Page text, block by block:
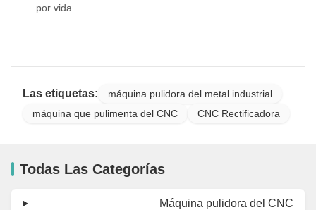
por vida.
Las etiquetas:
máquina pulidora del metal industrial
máquina que pulimenta del CNC
CNC Rectificadora
Todas Las Categorías
Máquina pulidora del CNC